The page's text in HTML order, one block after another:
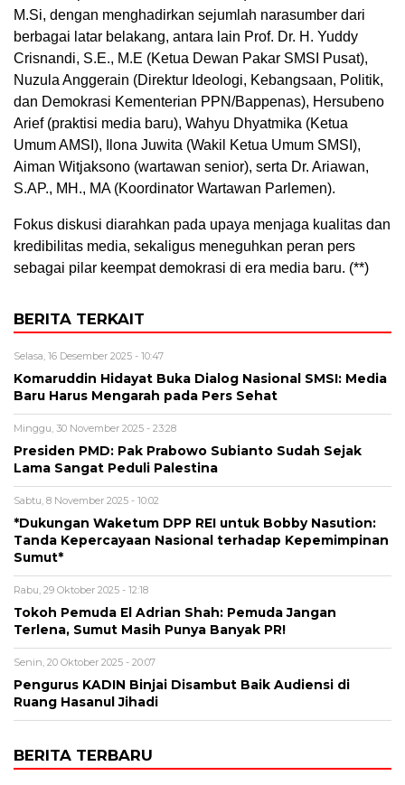
M.Si, dengan menghadirkan sejumlah narasumber dari
berbagai latar belakang, antara lain Prof. Dr. H. Yuddy
Crisnandi, S.E., M.E (Ketua Dewan Pakar SMSI Pusat),
Nuzula Anggerain (Direktur Ideologi, Kebangsaan, Politik,
dan Demokrasi Kementerian PPN/Bappenas), Hersubeno
Arief (praktisi media baru), Wahyu Dhyatmika (Ketua
Umum AMSI), Ilona Juwita (Wakil Ketua Umum SMSI),
Aiman Witjaksono (wartawan senior), serta Dr. Ariawan,
S.AP., MH., MA (Koordinator Wartawan Parlemen).
Fokus diskusi diarahkan pada upaya menjaga kualitas dan
kredibilitas media, sekaligus meneguhkan peran pers
sebagai pilar keempat demokrasi di era media baru. (**)
BERITA TERKAIT
Selasa, 16 Desember 2025 - 10:47
Komaruddin Hidayat Buka Dialog Nasional SMSI: Media
Baru Harus Mengarah pada Pers Sehat
Minggu, 30 November 2025 - 23:28
Presiden PMD: Pak Prabowo Subianto Sudah Sejak
Lama Sangat Peduli Palestina
Sabtu, 8 November 2025 - 10:02
*Dukungan Waketum DPP REI untuk Bobby Nasution:
Tanda Kepercayaan Nasional terhadap Kepemimpinan
Sumut*
Rabu, 29 Oktober 2025 - 12:18
Tokoh Pemuda El Adrian Shah: Pemuda Jangan
Terlena, Sumut Masih Punya Banyak PR!
Senin, 20 Oktober 2025 - 20:07
Pengurus KADIN Binjai Disambut Baik Audiensi di
Ruang Hasanul Jihadi
BERITA TERBARU